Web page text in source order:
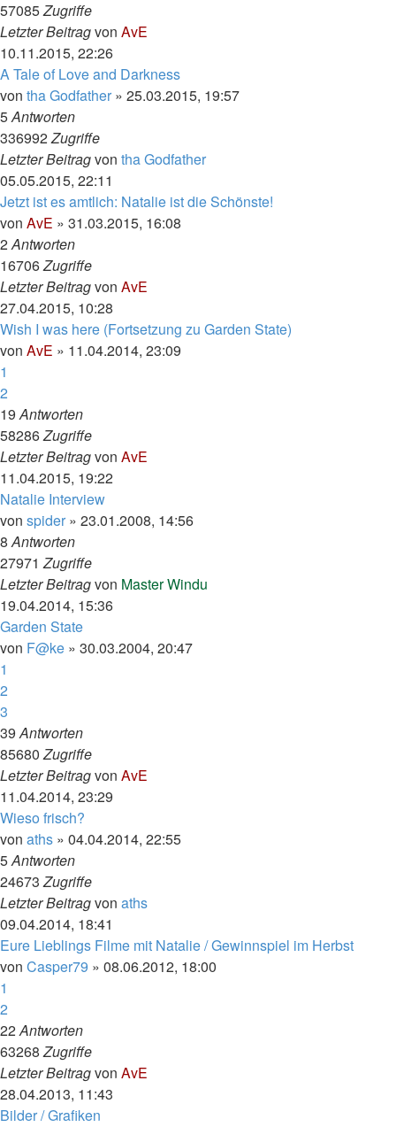
57085Zugriffe
Letzter Beitragvon AvE
10.11.2015, 22:26
A Tale of Love and Darkness
von tha Godfather » 25.03.2015, 19:57
5Antworten
336992Zugriffe
Letzter Beitragvon tha Godfather
05.05.2015, 22:11
Jetzt ist es amtlich: Natalie ist die Schönste!
von AvE » 31.03.2015, 16:08
2Antworten
16706Zugriffe
Letzter Beitragvon AvE
27.04.2015, 10:28
Wish I was here (Fortsetzung zu Garden State)
von AvE » 11.04.2014, 23:09
1
2
19Antworten
58286Zugriffe
Letzter Beitragvon AvE
11.04.2015, 19:22
Natalie Interview
von spider » 23.01.2008, 14:56
8Antworten
27971Zugriffe
Letzter Beitragvon Master Windu
19.04.2014, 15:36
Garden State
von F@ke » 30.03.2004, 20:47
1
2
3
39Antworten
85680Zugriffe
Letzter Beitragvon AvE
11.04.2014, 23:29
Wieso frisch?
von aths » 04.04.2014, 22:55
5Antworten
24673Zugriffe
Letzter Beitragvon aths
09.04.2014, 18:41
Eure Lieblings Filme mit Natalie / Gewinnspiel im Herbst
von Casper79 » 08.06.2012, 18:00
1
2
22Antworten
63268Zugriffe
Letzter Beitragvon AvE
28.04.2013, 11:43
Bilder / Grafiken